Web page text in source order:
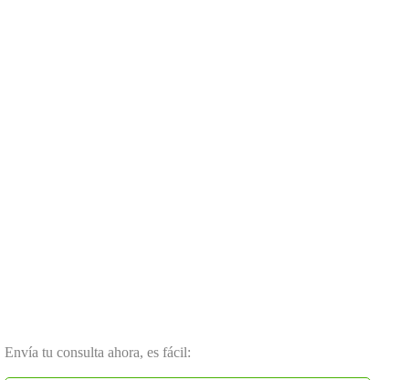
Envía tu consulta ahora, es fácil: